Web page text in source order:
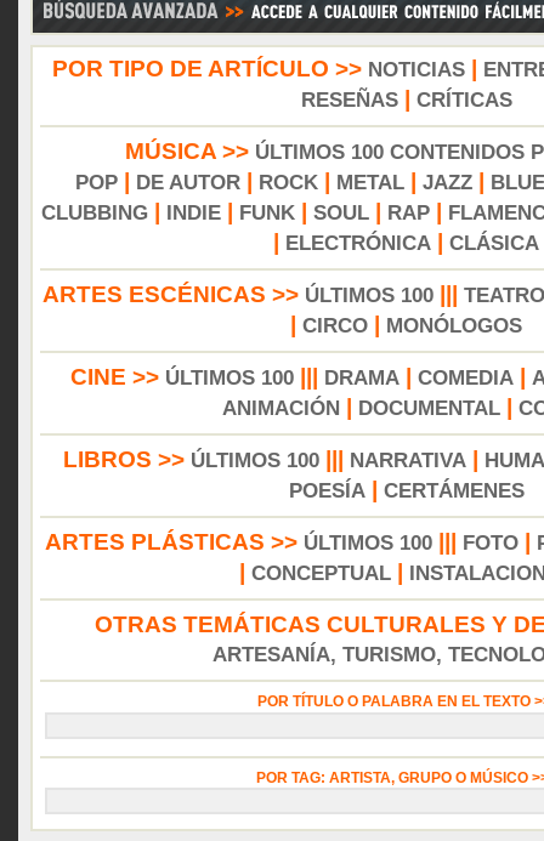
POR TIPO DE ARTÍCULO >> NOTICIAS|
RESEÑAS| CRÍTICAS
MÚSICA >> ÚLTIMOS 100 CONTENIDOS
POP
DE AUTOR ROCK METAL JAZZ
CLUBBING
INDIE FUNK SOUL RAP
ELECTRÓNICA CLÁSICA
ARTES ESCÉNICAS >> ÚLTIMOS 100||| TEATRO
CIRCO MONÓLOGOS
CINE >> ÚLTIMOS 100 DRAMA COMEDIA
ANIMACIÓN
DOCUMENTAL|
LIBROS >> ÚLTIMOS 100 NARRATIVA
POESÍA| CERTÁMENES
ARTES PLÁSTICAS >> ÚLTIMOS 100 FOTO
CONCEPTUAL
OTRAS TEMÁTICAS CULTURALES Y
ARTESANÍA, TURISMO,
POR TÍTULO O PALABRA EN EL TEXTO
POR TAG: ARTISTA, GRUPO O MÚSICO